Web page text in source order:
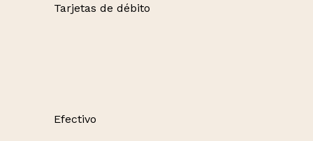
Tarjetas de débito
Efectivo